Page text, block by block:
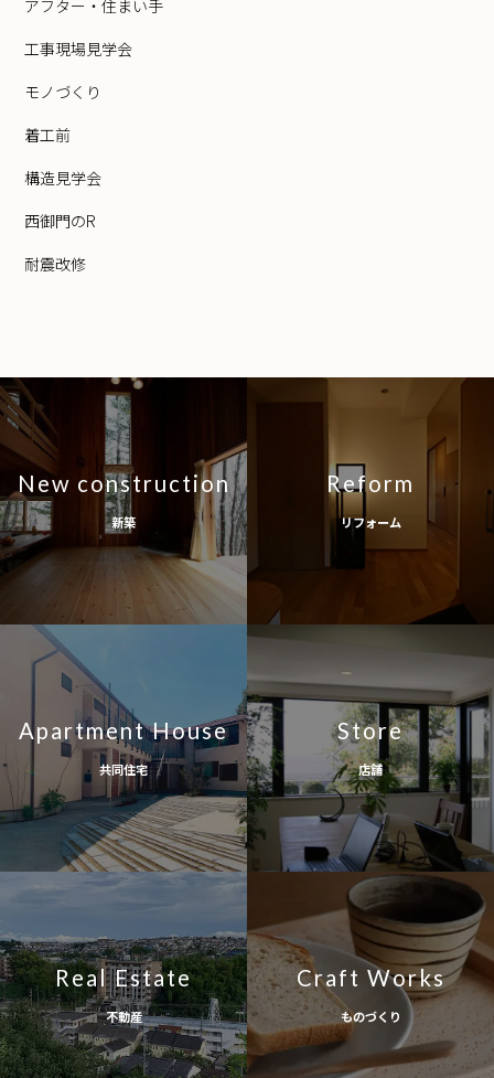
アフター・住まい手
工事現場見学会
モノづくり
着工前
構造見学会
西御門のR
耐震改修
New construction
新築
Reform
リフォーム
Apartment House
共同住宅
Store
店舗
Real Estate
不動産
Craft Works
ものづくり